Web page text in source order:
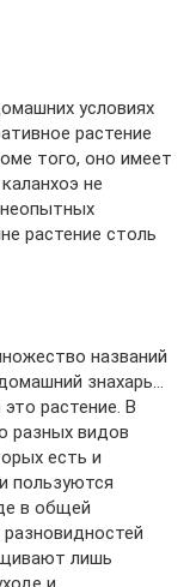
условиях
растение
того, оно имеет
не
растение столь
названий
знахарь…
растение. В
разных видов
есть и
пользуются
в общей
лишь